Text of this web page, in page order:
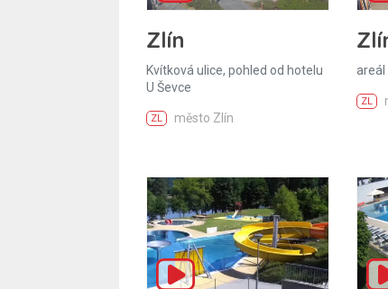
Zlín
Kvítková ulice, pohled od hotelu
U Ševce
ZL město Zlín
areál
ZL